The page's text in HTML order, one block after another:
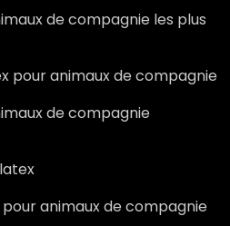
de compagnie les plus
pour animaux de compagnie
de compagnie
animaux de compagnie